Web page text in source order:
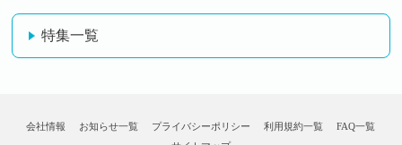
特集一覧
会社情報 お知らせ一覧 プライバシーポリシー 利用規約一覧
FAQ一覧